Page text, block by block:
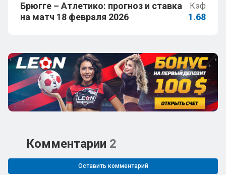
Брюгге – Атлетико: прогноз и ставка
на матч 18 февраля 2026
Кэф
1.68
Комментарии 2
Оставить комментарий